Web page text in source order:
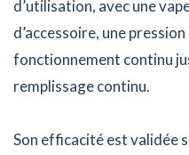
d’utilisation, avec une
d’accessoire, une
fonctionnement continu
remplissage continu.
Son efficacité est validée